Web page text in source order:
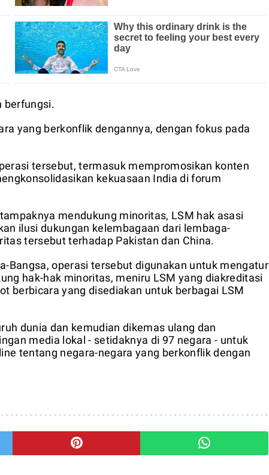
berfungsi.
yang berkonflik dengannya, dengan fokus pada
tersebut, termasuk mempromosikan konten
kekuasaan India di forum
mendukung minoritas, LSM hak asasi
ilusi dukungan kelembagaan dari lembaga-
tersebut terhadap Pakistan dan China.
Bangsa, operasi tersebut digunakan untuk mengatur
hak-hak minoritas, meniru LSM yang diakreditasi
berbicara yang disediakan untuk berbagai LSM
dunia dan kemudian dikemas ulang dan
media lokal - setidaknya di 97 negara - untuk
tentang negara-negara yang berkonflik dengan